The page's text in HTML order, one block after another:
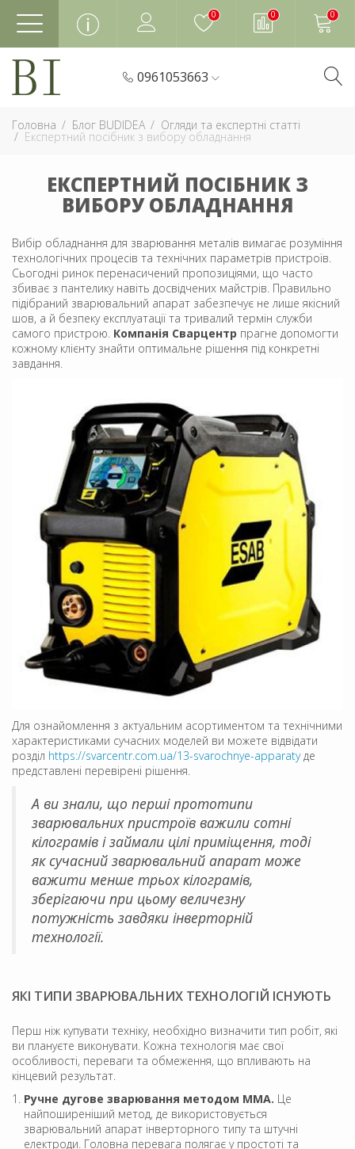
0 0 0
0961053663
Головна Блог BUDIDEA Огляди та експертні статті
Експертний посібник з вибору обладнання
ЕКСПЕРТНИЙ ПОСІБНИК З
ВИБОРУ ОБЛАДНАННЯ
Вибір обладнання для зварювання металів вимагає розуміння
технологічних процесів та технічних параметрів пристроїв.
Сьогодні ринок перенасичений пропозиціями, що часто
збиває з пантелику навіть досвідчених майстрів. Правильно
підібраний зварювальний апарат забезпечує не лише якісний
шов, а й безпеку експлуатації та тривалий термін служби
самого пристрою. Компанія Сварцентр прагне допомогти
кожному клієнту знайти оптимальне рішення під конкретні
завдання.
Для ознайомлення з актуальним асортиментом та технічними
характеристиками сучасних моделей ви можете відвідати
розділ https://svarcentr.com.ua/13-svarochnye-apparatyде
представлені перевірені рішення.
А ви знали, що перші прототипи
зварювальних пристроїв важили сотні
кілограмів і займали цілі приміщення, тоді
як сучасний зварювальний апарат може
важити менше трьох кілограмів,
зберігаючи при цьому величезну
потужність завдяки інверторній
технології.
ЯКІ ТИПИ ЗВАРЮВАЛЬНИХ ТЕХНОЛОГІЙ ІСНУЮТЬ
Перш ніж купувати техніку, необхідно визначити тип робіт, які
ви плануєте виконувати. Кожна технологія має свої
особливості, переваги та обмеження, що впливають на
кінцевий результат.
Ручне дугове зварювання методом MMA. Це
найпоширеніший метод, де використовується
зварювальний апарат інверторного типу та штучні
електроди. Головна перевага полягає у простоті та